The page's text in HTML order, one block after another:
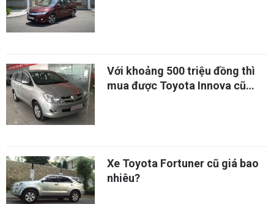
Với khoảng 500 triệu đồng thì
mua được Toyota Innova cũ
Xe Toyota Fortuner cũ giá bao
nhiêu?